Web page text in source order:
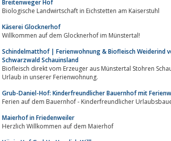
Breitenweger Hof
Biologische Landwirtschaft in Eichstetten am Kaiserstuhl
Käserei Glocknerhof
Willkommen auf dem Glocknerhof im Münstertal!
Schindelmatthof | Ferienwohnung & Biofleisch Weiderind
Schwarzwald Schauinsland
Biofleisch direkt vom Erzeuger aus Münstertal Stohren
Urlaub in unserer Ferienwohnung.
Grub-Daniel-Hof: Kinderfreundlicher Bauernhof mit
Ferien auf dem Bauernhof - Kinderfreundlicher
Maierhof in Friedenweiler
Herzlich Willkommen auf dem Maierhof